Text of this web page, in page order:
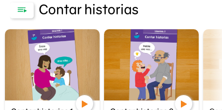
Contar historias